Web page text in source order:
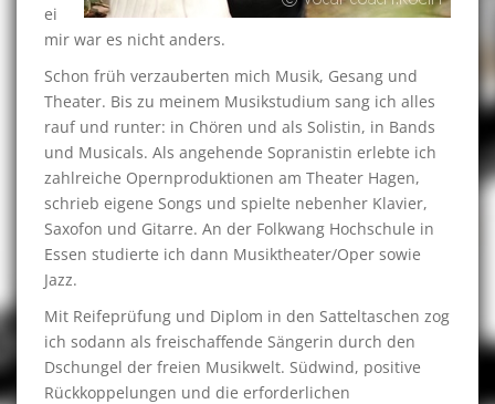
ei
mir war es nicht anders.
Schon früh verzauberten mich Musik, Gesang und
Theater. Bis zu meinem Musikstudium sang ich alles
rauf und runter: in Chören und als Solistin, in Bands
und Musicals. Als angehende Sopranistin erlebte ich
zahlreiche Opernproduktionen am Theater Hagen,
schrieb eigene Songs und spielte nebenher Klavier,
Saxofon und Gitarre. An der Folkwang Hochschule in
Essen studierte ich dann Musiktheater/Oper sowie
Jazz.
Mit Reifeprüfung und Diplom in den Satteltaschen zog
ich sodann als freischaffende Sängerin durch den
Dschungel der freien Musikwelt. Südwind, positive
Rückkoppelungen und die erforderlichen